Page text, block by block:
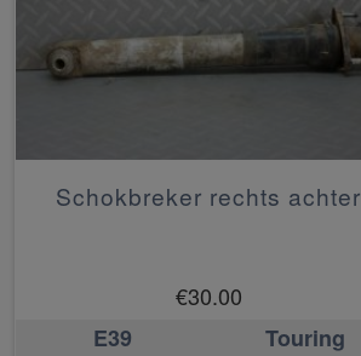
Schokbreker rechts achter
€30.00
E39
Touring